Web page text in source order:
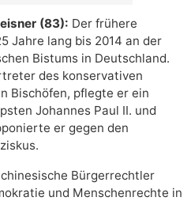
(83): Der frühere
Jahre lang bis 2014 an der
Bistums in Deutschland.
des konservativen
Bischöfen, pflegte er ein
Johannes Paul II. und
er gegen den
Bürgerrechtler
und Menschenrechte in